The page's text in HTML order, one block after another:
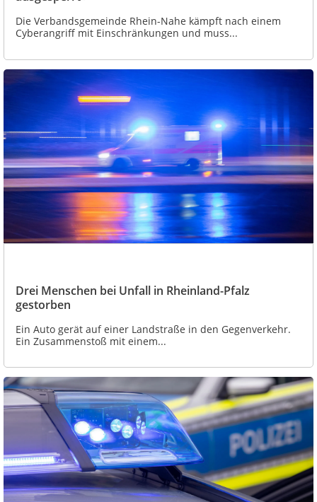
Die Verbandsgemeinde Rhein-Nahe kämpft nach einem
Cyberangriff mit Einschränkungen und muss...
Drei Menschen bei Unfall in Rheinland-Pfalz
gestorben
Ein Auto gerät auf einer Landstraße in den Gegenverkehr.
Ein Zusammenstoß mit einem...